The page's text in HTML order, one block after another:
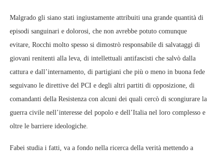
Malgrado gli siano stati ingiustamente attribuiti una grande quantità di
episodi sanguinari e dolorosi, che non avrebbe potuto comunque
evitare, Rocchi molto spesso si dimostrò responsabile di salvataggi di
giovani renitenti alla leva, di intellettuali antifascisti che salvò dalla
cattura e dall’internamento, di partigiani che più o meno in buona fede
seguivano le direttive del PCI e degli altri partiti di opposizione, di
comandanti della Resistenza con alcuni dei quali cercò di scongiurare la
guerra civile nell’interesse del popolo e dell’Italia nel loro complesso e
oltre le barriere ideologiche.
Fabei studia i fatti, va a fondo nella ricerca della verità mettendo a